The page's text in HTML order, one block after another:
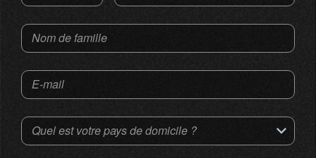
Nom de famille
E-mail
Quel est votre pays de domicile ?